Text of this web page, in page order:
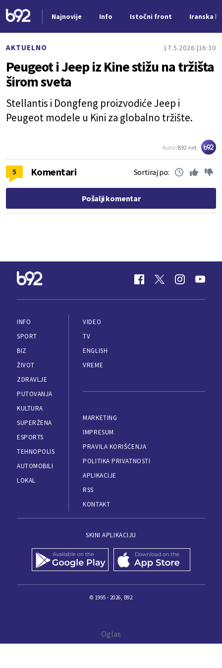
Najnovije Info Istočni front Iranska
AKTUELNO 17.5.2026. 16:30
Peugeot i Jeep iz Kine stižu na tržišta
širom sveta
Stellantis i Dongfeng proizvodiće Jeep i
Peugeot modele u Kini za globalno tržište.
Autor:B92.net
5 Komentari Sortiraj po:
Pošalji komentar
INFO
SPORT
BIZ
ŽIVOT
ZDRAVLJE
PUTOVANJA
KULTURA
SUPERŽENA
ESPORTS
TEHNOPOLIS
AUTOMOBILI
LOKAL
VIDEO
TV
ENGLISH
VREME
MARKETING
IMPRESUM
PRAVILA KORIŠĆENJA
POLITIKA PRIVATNOSTI
APLIKACIJE
RSS
KONTAKT
SKINI APLIKACIJU
© 1995 - 2026, B92